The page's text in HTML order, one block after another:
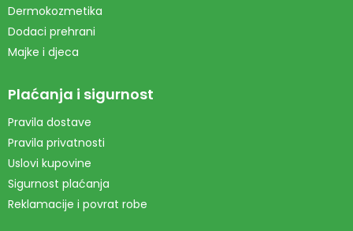
Dermokozmetika
Dodaci prehrani
Majke i djeca
Plaćanja i sigurnost
Pravila dostave
Pravila privatnosti
Uslovi kupovine
Sigurnost plaćanja
Reklamacije i povrat robe